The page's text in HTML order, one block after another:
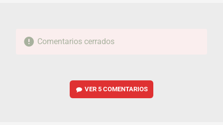
Comentarios cerrados
VER5 COMENTARIOS